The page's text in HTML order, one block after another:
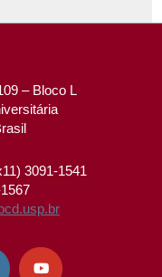
– Bloco L
3091-1541
